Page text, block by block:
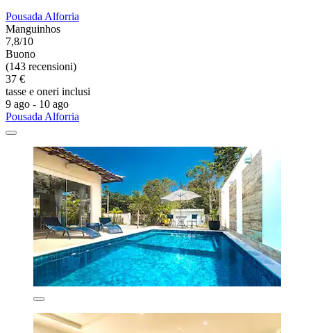
Pousada Alforria
Manguinhos
7,8/10
Buono
(143 recensioni)
37 €
tasse e oneri inclusi
9 ago - 10 ago
Pousada Alforria